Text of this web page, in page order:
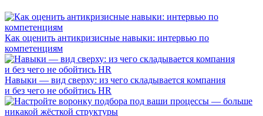
Как оценить антикризисные навыки: интервью по
компетенциям
Навыки — вид сверху: из чего складывается компания
и без чего не обойтись HR